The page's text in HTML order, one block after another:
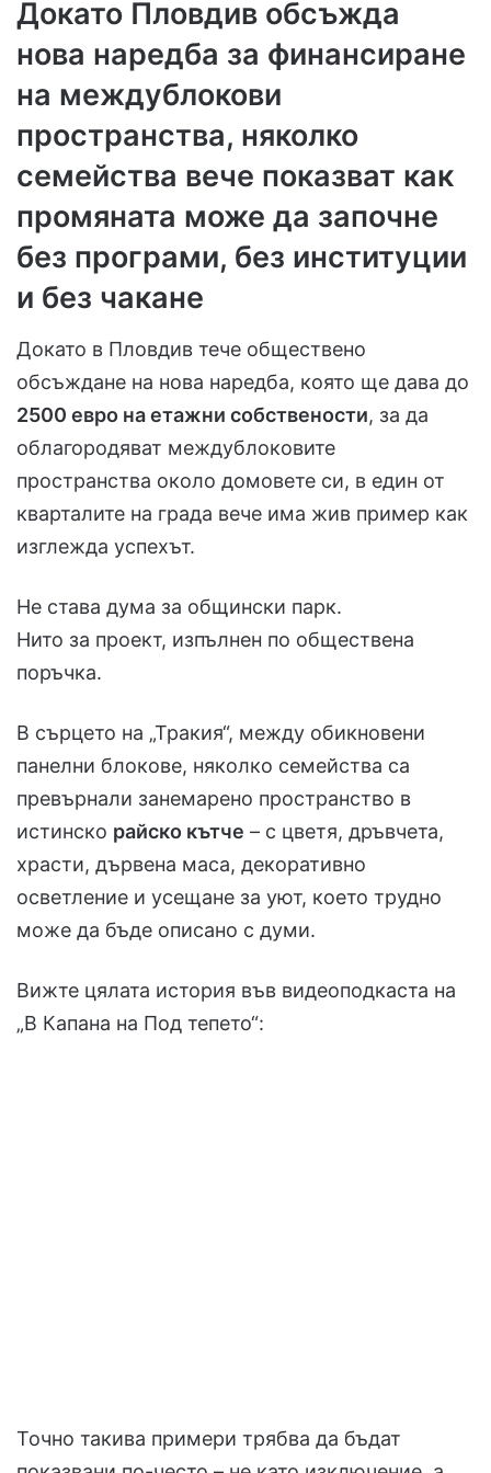
Докато Пловдив обсъжда
нова наредба за финансиране
на междублокови
пространства, няколко
семейства вече показват как
промяната може да започне
без програми, без институции
и без чакане
Докато в Пловдив тече обществено
обсъждане на нова наредба, която ще дава до
2500 евро на етажни собствености, за да
облагородяват междублоковите
пространства около домовете си, в един от
кварталите на града вече има жив пример как
изглежда успехът.
Не става дума за общински парк.
Нито за проект, изпълнен по обществена
поръчка.
В сърцето на „Тракия“, между обикновени
панелни блокове, няколко семейства са
превърнали занемарено пространство в
истинско райско кътче – с цветя, дръвчета,
храсти, дървена маса, декоративно
осветление и усещане за уют, което трудно
може да бъде описано с думи.
Вижте цялата история във видеоподкаста на
„В Капана на Под тепето“:
Точно такива примери трябва да бъдат